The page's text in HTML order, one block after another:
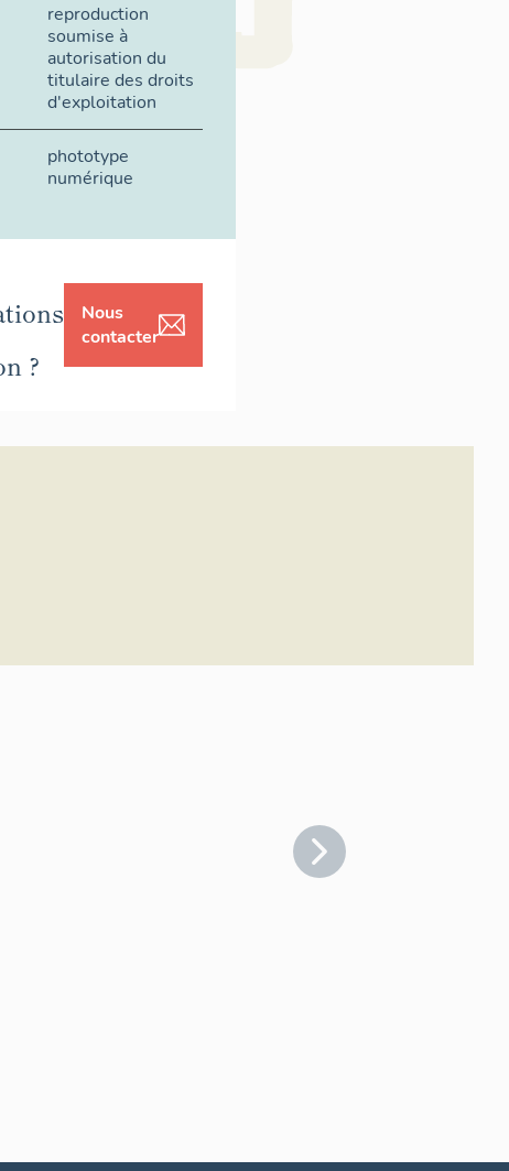
reproduction
soumise à
autorisation du
titulaire des droits
d'exploitation
phototype
numérique
?
Nous
contacter